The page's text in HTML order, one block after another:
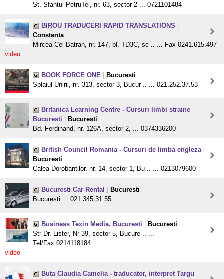
St. Sfantul PetruTei, nr. 63, sector 2 ... 0721101484
BIROU TRADUCERI RAPID TRANSLATIONS
Constanta
Mircea Cel Batran, nr. 147, bl. TD3C, sc .. ... Fax 0241.615.497
video
BOOK FORCE ONE
Bucuresti
Splaiul Unirii, nr. 313, sector 3, Bucur .. ... 021.252.37.53
Britanica Learning Centre - Cursuri limbi straine
Bucuresti
Bucuresti
Bd. Ferdinand, nr. 126A, sector 2, ... 0374336200
British Council Romania - Cursuri de limba engleza
Bucuresti
Calea Dorobantilor, nr. 14, sector 1, Bu .. ... 0213079600
Bucuresti Car Rental
Bucuresti
Bucuresti ... 021.345.31.55
Business Texin Media, Bucuresti
Bucuresti
Str Dr. Lister, Nr 39, sector 5, Bucure .. ...
Tel/Fax:0214118184
video
Buta Claudia Camelia - traducator, interpret Targu